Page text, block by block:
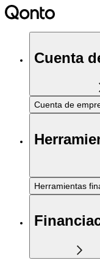
Cuenta
Cuenta de
Herramientas